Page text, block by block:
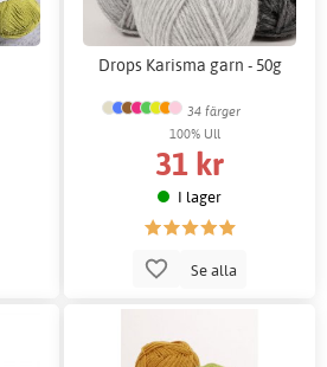
Drops Karisma garn - 50g
34 färger
100% Ull
31 kr
I lager
Se alla